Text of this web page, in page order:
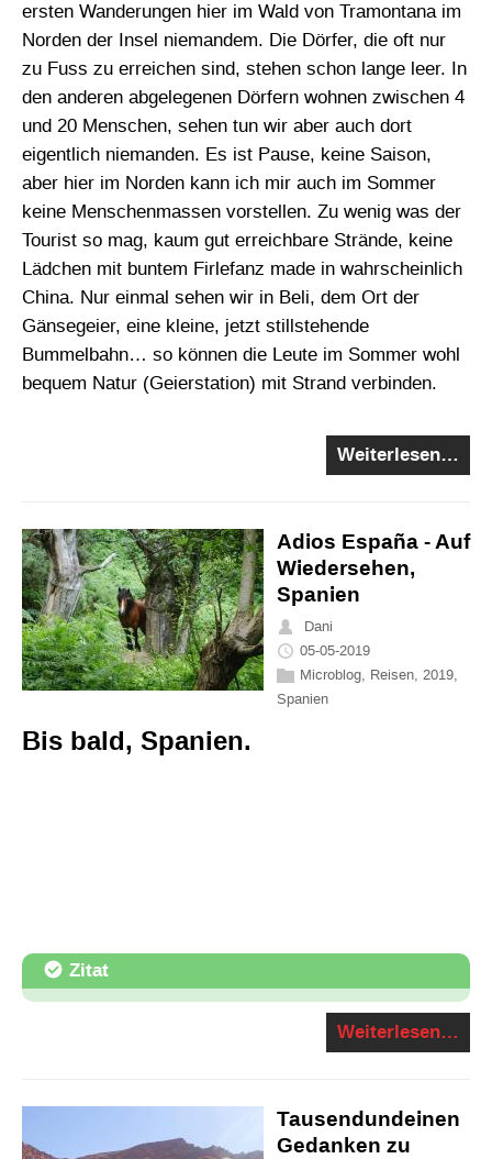
ersten Wanderungen hier im Wald von Tramontana im
Norden der Insel niemandem. Die Dörfer, die oft nur
zu Fuss zu erreichen sind, stehen schon lange leer. In
den anderen abgelegenen Dörfern wohnen zwischen 4
und 20 Menschen, sehen tun wir aber auch dort
eigentlich niemanden. Es ist Pause, keine Saison,
aber hier im Norden kann ich mir auch im Sommer
keine Menschenmassen vorstellen. Zu wenig was der
Tourist so mag, kaum gut erreichbare Strände, keine
Lädchen mit buntem Firlefanz made in wahrscheinlich
China. Nur einmal sehen wir in Beli, dem Ort der
Gänsegeier, eine kleine, jetzt stillstehende
Bummelbahn… so können die Leute im Sommer wohl
bequem Natur (Geierstation) mit Strand verbinden.
Weiterlesen…
Adios España - Auf
Wiedersehen,
Spanien
Dani
05-05-2019
Microblog, Reisen, 2019,
Spanien
Bis bald, Spanien.
Zitat
Weiterlesen…
Tausendundeinen
Gedanken zu